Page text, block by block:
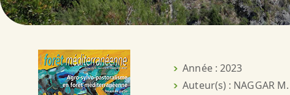
Année : 2023
Auteur(s) : NAGGAR M.